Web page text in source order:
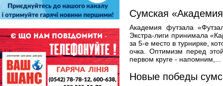
Сумская
Академия футзала
Экстра-лиги принимала
за 5-е место в турнирке,
очка. Оптимизм перед
первом круге - напомним,...
Новые победы